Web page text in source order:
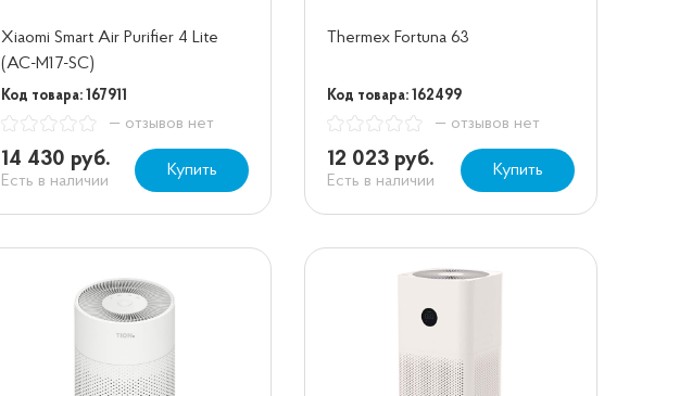
Xiaomi Smart Air Purifier 4 Lite
(AC-M17-SC)
Код товара: 167911
— отзывов нет
14 430 руб.
Есть в наличии
Купить
Thermex Fortuna 63
Код товара: 162499
— отзывов нет
12 023 руб.
Есть в наличии
Купить